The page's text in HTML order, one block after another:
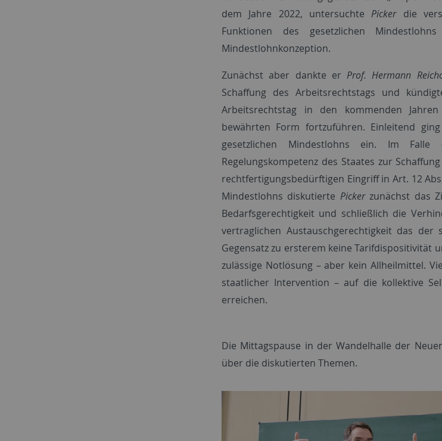
dem Jahre 2022, untersuchte Pickerdie
Funktionen des gesetzlichen
Mindestlohnkonzeption.
Zunächst aber dankte er Prof. Hermann
Schaffung des Arbeitsrechtstags und
Arbeitsrechtstag in den kommenden
bewährten Form fortzuführen. Einleitend ging
gesetzlichen Mindestlohns ein. Im
Regelungskompetenz des Staates zur
rechtfertigungsbedürftigen Eingriff in Art. 12
Mindestlohns diskutierte Pickerzunächst das
Bedarfsgerechtigkeit und schließlich die
vertraglichen Austauschgerechtigkeit das der
Gegensatz zu ersterem keine Tarifdispositivität
zulässige Notlösung – aber kein Allheilmittel.
staatlicher Intervention – auf die kollektive
erreichen.
Die Mittagspause in der Wandelhalle der
über die diskutierten Themen.